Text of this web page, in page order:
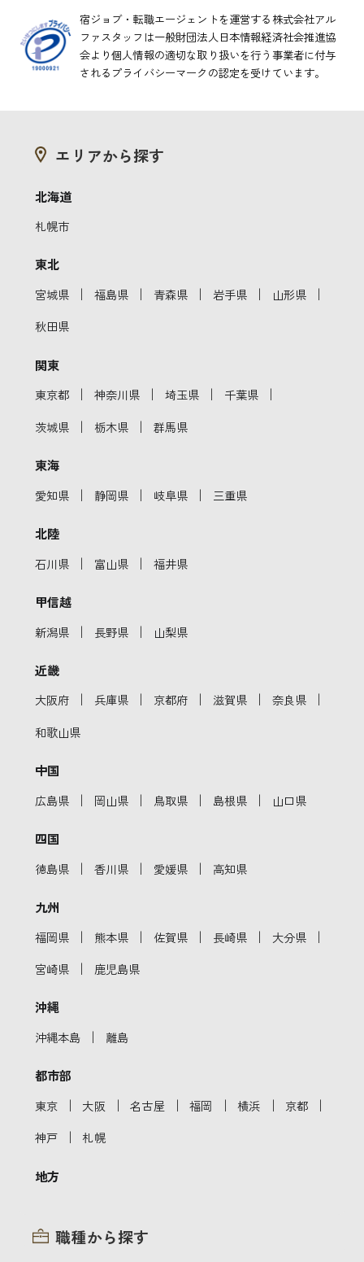
宿ジョブ・転職エージェントを運営する株式会社アル
ファスタッフは一般財団法人日本情報経済社会推進協
会より個人情報の適切な取り扱いを行う事業者に付与
されるプライバシーマークの認定を受けています。
エリアから探す
北海道
札幌市
東北
宮城県 ｜ 福島県 ｜ 青森県 ｜ 岩手県 ｜ 山形県 ｜
秋田県
関東
東京都 ｜ 神奈川県 ｜ 埼玉県 ｜ 千葉県 ｜
茨城県 ｜ 栃木県 ｜ 群馬県
東海
愛知県 ｜ 静岡県 ｜ 岐阜県 ｜ 三重県
北陸
石川県 ｜ 富山県 ｜ 福井県
甲信越
新潟県 ｜ 長野県 ｜ 山梨県
近畿
大阪府 ｜ 兵庫県 ｜ 京都府 ｜ 滋賀県 ｜ 奈良県 ｜
和歌山県
中国
広島県 ｜ 岡山県 ｜ 鳥取県 ｜ 島根県 ｜ 山口県
四国
徳島県 ｜ 香川県 ｜ 愛媛県 ｜ 高知県
九州
福岡県 ｜ 熊本県 ｜ 佐賀県 ｜ 長崎県 ｜ 大分県 ｜
宮崎県 ｜ 鹿児島県
沖縄
沖縄本島 ｜ 離島
都市部
東京 ｜ 大阪 ｜ 名古屋 ｜ 福岡 ｜ 横浜 ｜ 京都 ｜
神戸 ｜ 札幌
地方
職種から探す